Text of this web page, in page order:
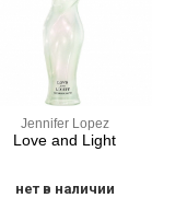
Jennifer Lopez
Love and Light
нет в наличии